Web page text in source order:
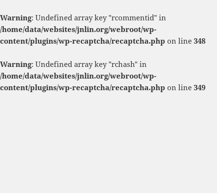
Warning: Undefined array key "rcommentid" in
/home/data/websites/jnlin.org/webroot/wp-
content/plugins/wp-recaptcha/recaptcha.php on line 348
Warning: Undefined array key "rchash" in
/home/data/websites/jnlin.org/webroot/wp-
content/plugins/wp-recaptcha/recaptcha.php on line 349